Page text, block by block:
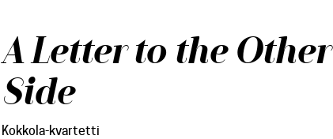
A Letter to the Other
Side
Kokkola-kvartetti